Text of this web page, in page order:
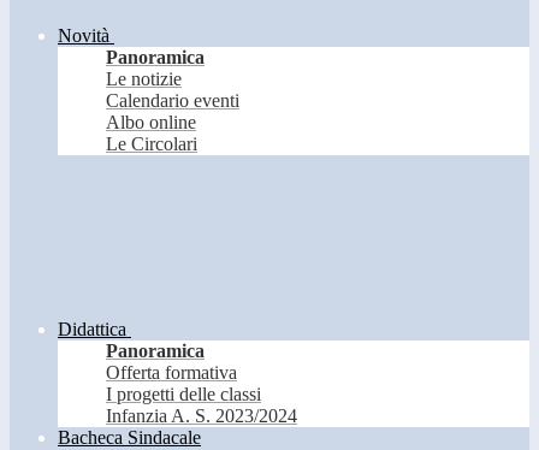
Novità
Panoramica
Le notizie
Calendario eventi
Albo online
Le Circolari
Didattica
Panoramica
Offerta formativa
I progetti delle classi
Infanzia A. S. 2023/2024
Bacheca Sindacale